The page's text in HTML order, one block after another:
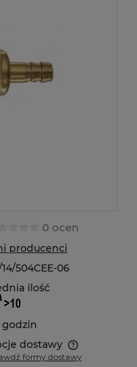
0 ocen
producenci
504CEE-06
ilość
godzin
dostawy
kosztów płatności
formy dostawy